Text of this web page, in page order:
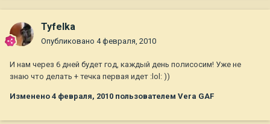
Tyfelka
Опубликовано 4 февраля, 2010
И нам через 6 дней будет год, каждый день полисосим! Уже не
знаю что делать + течка первая идет :lol: ))
Изменено 4 февраля, 2010 пользователем Vera GAF